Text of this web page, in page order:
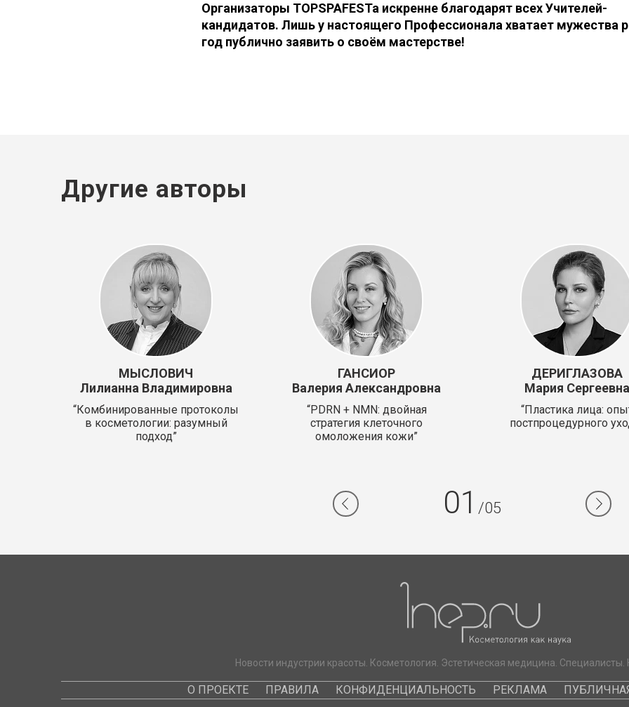
Организаторы TOPSPAFESTa искренне благодарят всех Учителей-
кандидатов. Лишь у настоящего Профессионала хватает мужества
год публично заявить о своём мастерстве!
Другие авторы
МЫСЛОВИЧ
Лилианна Владимировна
“Комбинированные протоколы
в косметологии: разумный
подход”
ГАНСИОР
Валерия Александровна
“PDRN + NMN: двойная
стратегия клеточного
омоложения кожи”
ДЕРИГЛАЗОВА
Мария Сергеевна
“Пластика лица:
постпроцедурного
01 /05
Новости индустрии красоты. Косметология. Эстетическая медицина. Специалисты.
О ПРОЕКТЕ ПРАВИЛА КОНФИДЕНЦИАЛЬНОСТЬ РЕКЛАМА